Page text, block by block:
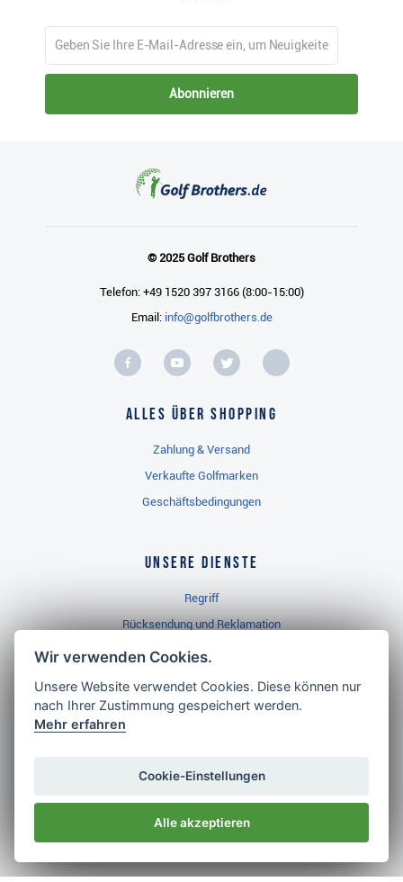
Abonnieren
© 2025 Golf Brothers
Telefon: +49 1520 397 3166 (8:00-15:00)
Email: info@golfbrothers.de
Alles über Shopping
Zahlung & Versand
Verkaufte Golfmarken
Geschäftsbedingungen
Unsere Dienste
Regriff
Rücksendung und Reklamation
Widerrufsbelehrung
Golf Brothers.de
Neuheiten
Impressum
Wir verwenden Cookies.
Unsere Website verwendet Cookies. Diese können nur
nach Ihrer Zustimmung gespeichert werden.
Mehr erfahren
Cookie-Einstellungen
Alle akzeptieren